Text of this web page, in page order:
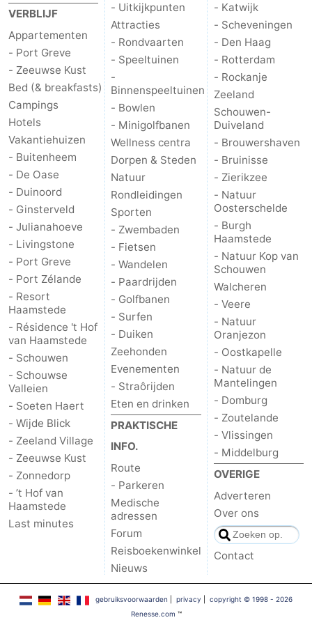
VERBLIJF
Appartementen
- Port Greve
- Zeeuwse Kust
Bed (& breakfasts)
Campings
Hotels
Vakantiehuizen
- Buitenheem
- De Oase
- Duinoord
- Ginsterveld
- Julianahoeve
- Livingstone
- Port Greve
- Port Zélande
- Resort
Haamstede
- Résidence 't Hof
van Haamstede
- Schouwen
- Schouwse
Valleien
- Soeten Haert
- Wijde Blick
- Zeeland Village
- Zeeuwse Kust
- Zonnedorp
- ’t Hof van
Haamstede
Last minutes
- Uitkijkpunten
Attracties
- Rondvaarten
- Speeltuinen
-
Binnenspeeltuinen
- Bowlen
- Minigolfbanen
Wellness centra
Dorpen & Steden
Natuur
Rondleidingen
Sporten
- Zwembaden
- Fietsen
- Wandelen
- Paardrijden
- Golfbanen
- Surfen
- Duiken
Zeehonden
Evenementen
- Straôrijden
Eten en drinken
PRAKTISCHE
INFO.
Route
- Parkeren
Medische
adressen
Forum
Reisboekenwinkel
Nieuws
- Katwijk
- Scheveningen
- Den Haag
- Rotterdam
- Rockanje
Zeeland
Schouwen-
Duiveland
- Brouwershaven
- Bruinisse
- Zierikzee
- Natuur
Oosterschelde
- Burgh
Haamstede
- Natuur Kop van
Schouwen
Walcheren
- Veere
- Natuur
Oranjezon
- Oostkapelle
- Natuur de
Mantelingen
- Domburg
- Zoutelande
- Vlissingen
- Middelburg
OVERIGE
Adverteren
Over ons
Contact
gebruiksvoorwaarden privacy
copyright © 1998 - 2026
Renesse.com ™